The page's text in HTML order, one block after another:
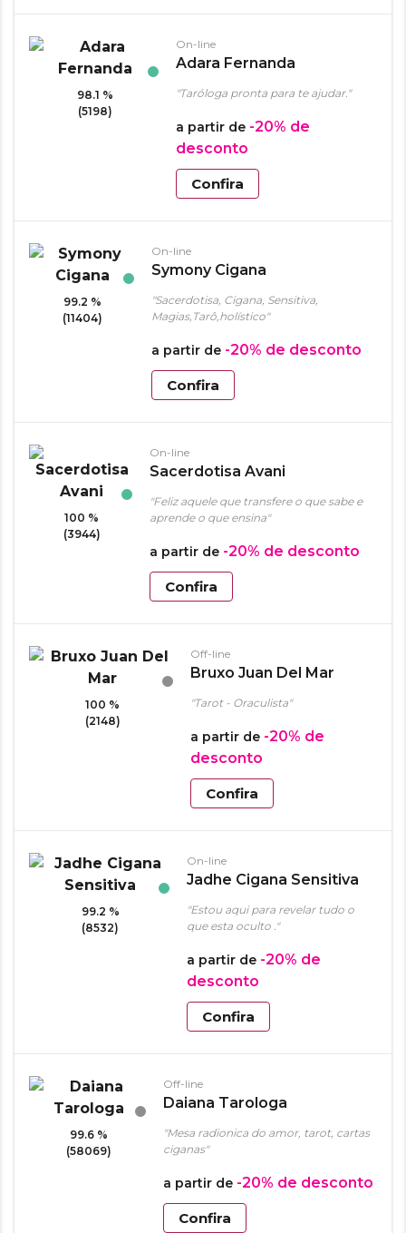
98.1 %
(5198)
On-line
Adara Fernanda
"Taróloga pronta para te ajudar."
a partir de -20% de
desconto
Confira
99.2 %
(11404)
On-line
Symony Cigana
"Sacerdotisa, Cigana, Sensitiva,
Magias,Tarô,holístico"
a partir de -20% de desconto
Confira
100 %
(3944)
On-line
Sacerdotisa Avani
"Feliz aquele que transfere o que sabe e
aprende o que ensina"
a partir de -20% de desconto
Confira
100 %
(2148)
Off-line
Bruxo Juan Del Mar
"Tarot - Oraculista"
a partir de -20% de
desconto
Confira
99.2 %
(8532)
On-line
Jadhe Cigana Sensitiva
"Estou aqui para revelar tudo o
que esta oculto ."
a partir de -20% de
desconto
Confira
99.6 %
(58069)
Off-line
Daiana Tarologa
"Mesa radionica do amor, tarot, cartas
ciganas"
a partir de -20% de desconto
Confira